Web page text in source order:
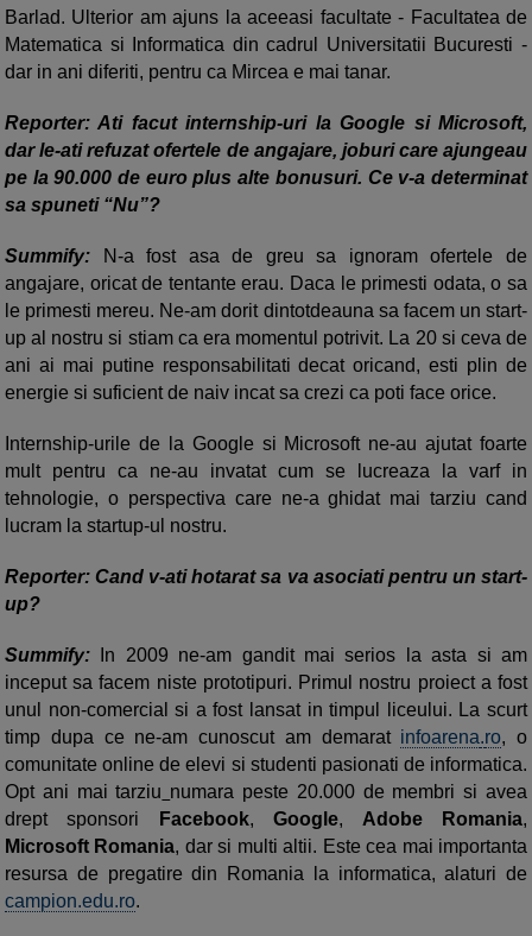
Barlad. Ulterior am ajuns la aceeasi facultate - Facultatea de
Matematica si Informatica din cadrul Universitatii Bucuresti -
dar in ani diferiti, pentru ca Mircea e mai tanar.
Reporter: Ati facut internship-uri la Google si Microsoft,
dar le-ati refuzat ofertele de angajare, joburi care ajungeau
pe la 90.000 de euro plus alte bonusuri. Ce v-a determinat
sa spuneti “Nu”?
Summify: N-a fost asa de greu sa ignoram ofertele de
angajare, oricat de tentante erau. Daca le primesti odata, o sa
le primesti mereu. Ne-am dorit dintotdeauna sa facem un start-
up al nostru si stiam ca era momentul potrivit. La 20 si ceva de
ani ai mai putine responsabilitati decat oricand, esti plin de
energie si suficient de naiv incat sa crezi ca poti face orice.
Internship-urile de la Google si Microsoft ne-au ajutat foarte
mult pentru ca ne-au invatat cum se lucreaza la varf in
tehnologie, o perspectiva care ne-a ghidat mai tarziu cand
lucram la startup-ul nostru.
Reporter: Cand v-ati hotarat sa va asociati pentru un start-
up?
Summify:
In 2009 ne-am gandit mai serios la asta si am
inceput sa facem niste prototipuri. Primul nostru proiect a fost
unul non-comercial si a fost lansat in timpul liceului. La scurt
timp dupa ce ne-am cunoscut am demarat infoarena.ro, o
comunitate online de elevi si studenti pasionati de informatica.
Opt ani mai tarziu numara peste 20.000 de membri si avea
drept sponsori
Facebook, Google, Adobe Romania,
Microsoft Romania, dar si multi altii. Este cea mai importanta
resursa de pregatire din Romania la informatica, alaturi de
campion.edu.ro.